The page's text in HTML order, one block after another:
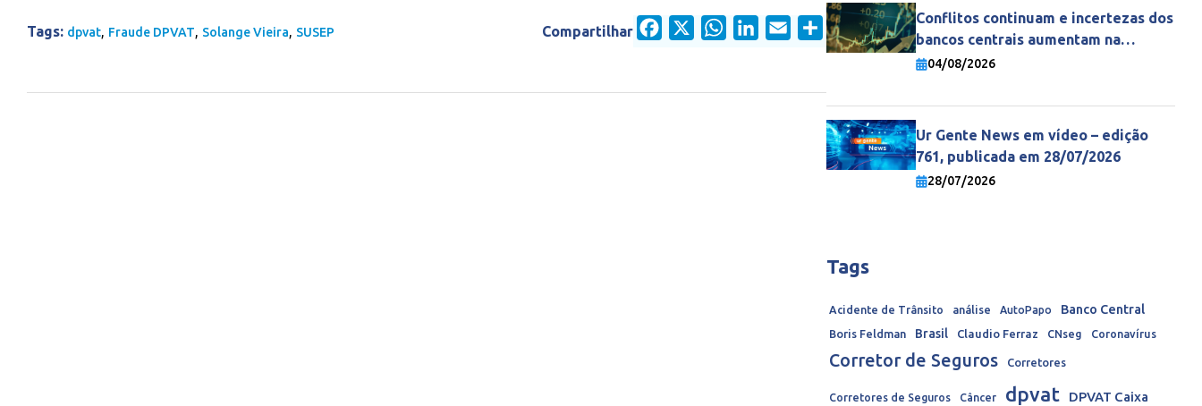
Tags: dpvat, Fraude DPVAT, Solange Vieira, SUSEP Compartilhar Facebook WhatsAppLinkedIn
Email Share
Conflitos continuam e incertezas dos
bancos centrais aumentam na
economia mundial
04/08/2026
Ur Gente News em vídeo – edição
761, publicada em 28/07/2026
28/07/2026
Tags
Acidente de Trânsito análise AutoPapo Banco Central
Boris Feldman Brasil Claudio Ferraz CNseg Coronavírus
Corretor de Seguros Corretores
Corretores de Seguros Câncer dpvat
DPVAT Caixa